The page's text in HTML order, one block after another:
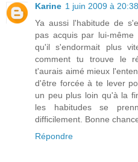
Karine 1 juin 2009 à 20:38
Ya aussi l'habitude de
pas acquis par lui-
qu'il s'endormait plus
comment tu trouve le
t'aurais aimé mieux
d'être forcée à te lever
un peu plus loin qu'à la
les habitudes se
difficilement. Bonne
Répondre